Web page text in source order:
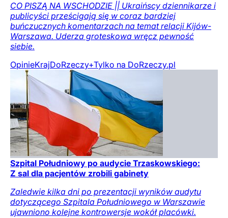
CO PISZĄ NA WSCHODZIE || Ukraińscy dziennikarze i
publicyści prześcigają się w coraz bardziej
buńczucznych komentarzach na temat relacji Kijów-
Warszawa. Uderza groteskowa wręcz pewność
siebie.
OpinieKrajDoRzeczy+Tylko na DoRzeczy.pl
Szpital Południowy po audycie Trzaskowskiego:
Z sal dla pacjentów zrobili gabinety
Zaledwie kilka dni po prezentacji wyników audytu
dotyczącego Szpitala Południowego w Warszawie
ujawniono kolejne kontrowersje wokół placówki.